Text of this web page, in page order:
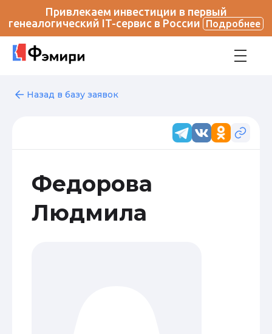
Привлекаем инвестиции в первый
генеалогический IT-сервис в России
Подробнее
Назад в базу заявок
Федорова
Людмила